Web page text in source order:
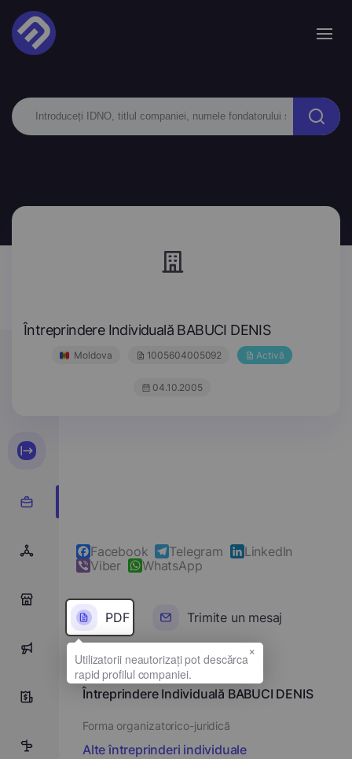
Întreprindere Individuală BABUCI DENIS
Moldova 1005604005092 Activă
04.10.2005
0
1
Facebook Telegram
LinkedIn
Viber
WhatsApp
PDF Trimite un mesaj
Denumirea completă
Întreprindere Individuală BABUCI DENIS
Forma organizatorico-juridică
Alte întreprinderi individuale
×